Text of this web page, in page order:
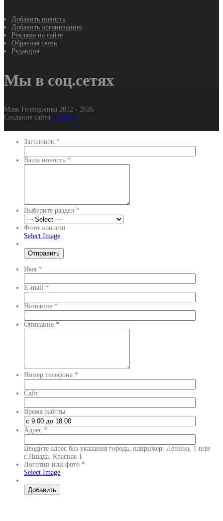
Добавить новость
Добавить организацию
Реклама на сайте
Обратная связь
Редакция
Мы в соц.сетях
Маяк Геленджика 2012 - 2026
Создание сайта It-Gel.ru
Заголовок *
Ваша новость *
Выберите раздел *
Фото новости
Select Image
Имя *
E-mail *
Название *
Описание *
Номер телефона *
Сайт
Время работы
Адрес *
Вводите адрес без указания города, например: Ленина, 1 или
с.Пшада, Красная 1
Логотип или фото *
Select Image